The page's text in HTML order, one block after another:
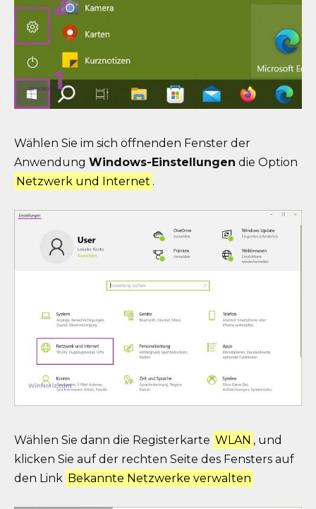
Wählen Sie im sich öffnenden Fenster der
Anwendung Windows-Einstellungen die Option
Netzwerk und Internet .
Wählen Sie dann die Registerkarte WLAN , und
klicken Sie auf der rechten Seite des Fensters auf
den Link Bekannte Netzwerke verwalten